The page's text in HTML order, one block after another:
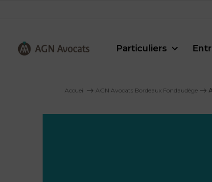
Particuliers
Accueil ⟶ AGN Avocats Bordeaux Fondaudège ⟶